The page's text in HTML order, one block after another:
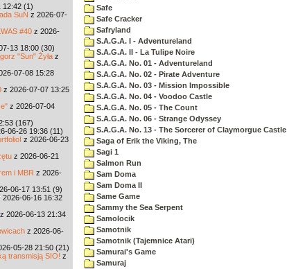
12:42 (1)
SuN z 2026-07-
#40 z 2026-
13 18:00 (30)
"Sun" Żyła z
07-08 15:28
z 2026-07-07 13:25
z 2026-07-04
(167)
06-26 19:36 (11)
z 2026-06-23
z 2026-06-21
i MBR z 2026-
06-17 13:51 (9)
2026-06-16 16:32
z 2026-06-13 21:34
z 2026-06-
05-28 21:50 (21)
transmisją SIO! z
Safe
Safe Cracker
Safryland
S.A.G.A. I - Adventureland
S.A.G.A. II - La Tulipe Noire
S.A.G.A. No. 01 - Adventureland
S.A.G.A. No. 02 - Pirate Adventure
S.A.G.A. No. 03 - Mission Impossible
S.A.G.A. No. 04 - Voodoo Castle
S.A.G.A. No. 05 - The Count
S.A.G.A. No. 06 - Strange Odyssey
S.A.G.A. No. 13 - The Sorcerer of Claymorgue Castle
Saga of Erik the Viking, The
Sagi 1
Salmon Run
Sam Doma
Sam Doma II
Same Game
Sammy the Sea Serpent
Samolocik
Samotnik
Samotnik (Tajemnice Atari)
Samurai's Game
Samuraj